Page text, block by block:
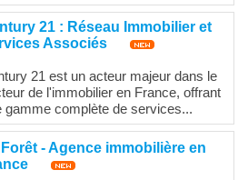
21 : Réseau Immobilier et
Associés
21 est un acteur majeur dans le
de l'immobilier en France, offrant
gamme complète de services...
Forêt - Agence immobilière en